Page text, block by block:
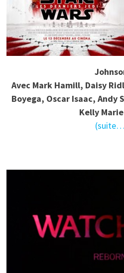
Avec Mark Hamill, Daisy
Boyega, Oscar Isaac, Andy
Kelly